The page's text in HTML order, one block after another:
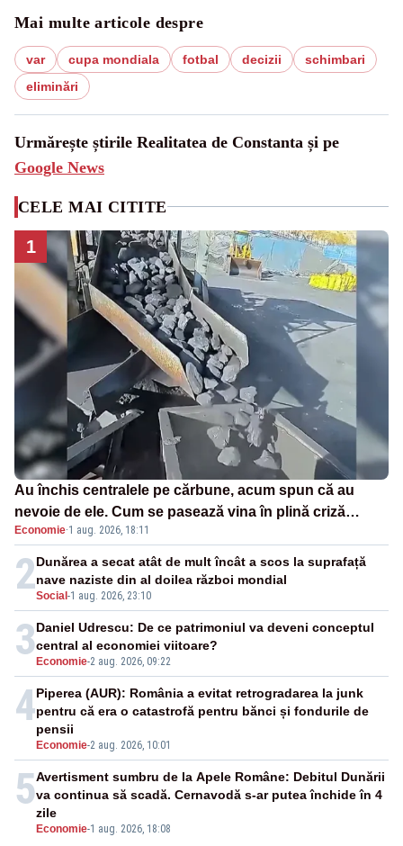
Mai multe articole despre
var cupa mondiala fotbal decizii
schimbari
eliminări
Urmărește știrile Realitatea de Constanta și pe
Google News
CELE MAI CITITE
1
Au închis centralele pe cărbune, acum spun că au
nevoie de ele. Cum se pasează vina în plină criză
energetică
Economie·1 aug. 2026, 18:11
2Social -1 aug. 2026, 23:10
Dunărea a secat atât de mult încât a scos la suprafață
nave naziste din al doilea război mondial
3 Economie-2 aug. 2026, 09:22
Daniel Udrescu: De ce patrimoniul va deveni conceptul
central al economiei viitoare?
4
Economie-2 aug. 2026, 10:01
Piperea (AUR): România a evitat retrogradarea la junk
pentru că era o catastrofă pentru bănci și fondurile de
pensii
5
Economie-1 aug. 2026, 18:08
Avertisment sumbru de la Apele Române: Debitul Dunării
va continua să scadă. Cernavodă s-ar putea închide în 4
zile